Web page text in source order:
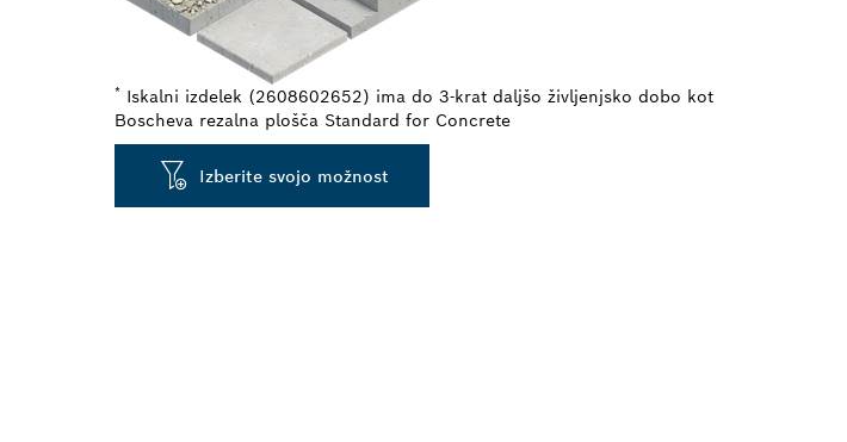
* Iskalni izdelek (2608602652) ima do 3-krat daljšo življenjsko dobo kot
Boscheva rezalna plošča Standard for Concrete
Izberite svojo možnost